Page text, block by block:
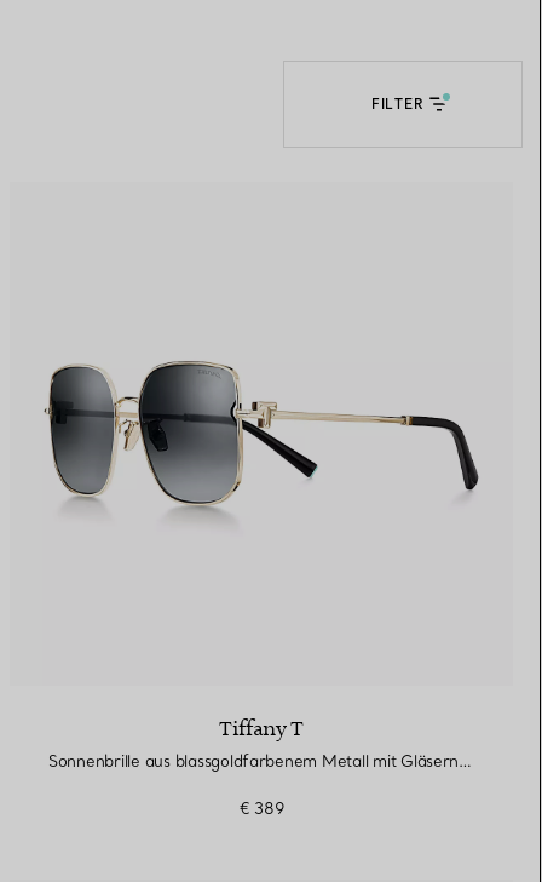
FILTER
Tiffany T
Sonnenbrille aus blassgoldfarbenem Metall mit Gläsern mit grauem Farbverlauf
€ 389